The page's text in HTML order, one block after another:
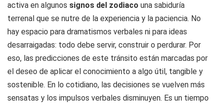
activa en algunos signos del zodiaco una sabiduría
terrenal que se nutre de la experiencia y la paciencia. No
hay espacio para dramatismos verbales ni para ideas
desarraigadas: todo debe servir, construir o perdurar. Por
eso, las predicciones de este tránsito están marcadas por
el deseo de aplicar el conocimiento a algo útil, tangible y
sostenible. En lo cotidiano, las decisiones se vuelven más
sensatas y los impulsos verbales disminuyen. Es un tiempo